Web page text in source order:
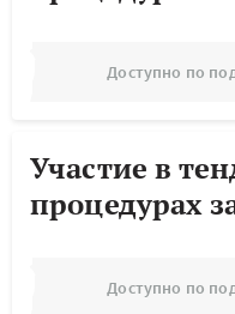
Доступно по
Участие в
процедурах
Доступно по